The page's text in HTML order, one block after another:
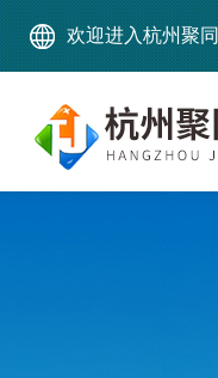
欢迎进入杭州聚